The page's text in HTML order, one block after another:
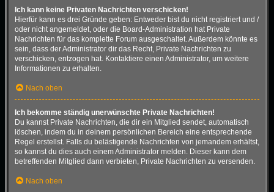
Ich kann keine Privaten Nachrichten verschicken!
Hierfür kann es drei Gründe geben: Entweder bist du nicht registriert und /
oder nicht angemeldet, oder die Board-Administration hat Private
Nachrichten für das komplette Forum ausgeschaltet. Außerdem könnte es
sein, dass der Administrator dir das Recht, Private Nachrichten zu
verschicken, entzogen hat. Kontaktiere einen Administrator, um weitere
Informationen zu erhalten.
Nach oben
Ich bekomme ständig unerwünschte Private Nachrichten!
Du kannst Private Nachrichten, die dir ein Mitglied sendet, automatisch
löschen, indem du in deinem persönlichen Bereich eine entsprechende
Regel erstellst. Falls du belästigende Nachrichten von jemandem erhältst,
so kannst du dies auch einem Administrator melden. Dieser kann dem
betreffenden Mitglied dann verbieten, Private Nachrichten zu versenden.
Nach oben